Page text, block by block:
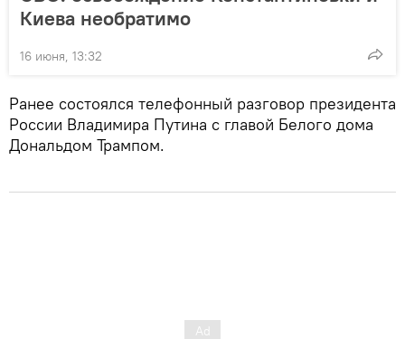
Киева необратимо
16 июня, 13:32
Ранее состоялся телефонный разговор президента
России Владимира Путина с главой Белого дома
Дональдом Трампом.